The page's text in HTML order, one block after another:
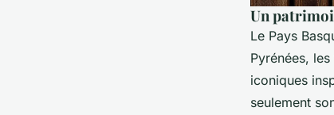
Un
Le Pays
Pyrénées,
iconiques
seulement